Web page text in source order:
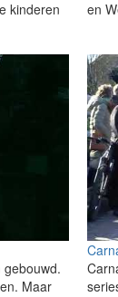
kinderen
en
gebouwd.
Maar